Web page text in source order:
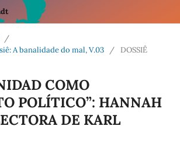
/
A banalidade do mal, V.03
/ DOSSIÊ
COMO
POLÍTICO”: HANNAH
DE KARL